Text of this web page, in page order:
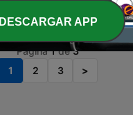
Página1de3
1
2 3 >
DESCARGAR APP